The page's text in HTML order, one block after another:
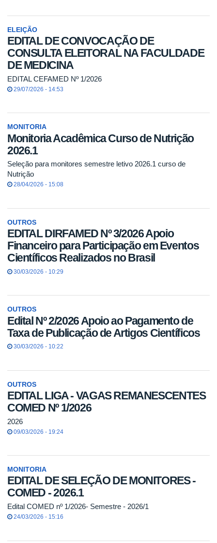
ELEIÇÃO
EDITAL DE CONVOCAÇÃO DE
CONSULTA ELEITORAL NA FACULDADE
DE MEDICINA
EDITAL CEFAMED Nº 1/2026
29/07/2026 - 14:53
MONITORIA
Monitoria Acadêmica Curso de Nutrição
2026.1
Seleção para monitores semestre letivo 2026.1 curso de
Nutrição
28/04/2026 - 15:08
OUTROS
EDITAL DIRFAMED Nº 3/2026 Apoio
Financeiro para Participação em Eventos
Científicos Realizados no Brasil
30/03/2026 - 10:29
OUTROS
Edital Nº 2/2026 Apoio ao Pagamento de
Taxa de Publicação de Artigos Científicos
30/03/2026 - 10:22
OUTROS
EDITAL LIGA - VAGAS REMANESCENTES
COMED Nº 1/2026
2026
09/03/2026 - 19:24
MONITORIA
EDITAL DE SELEÇÃO DE MONITORES -
COMED - 2026.1
Edital COMED nº 1/2026- Semestre - 2026/1
24/03/2026 - 15:16